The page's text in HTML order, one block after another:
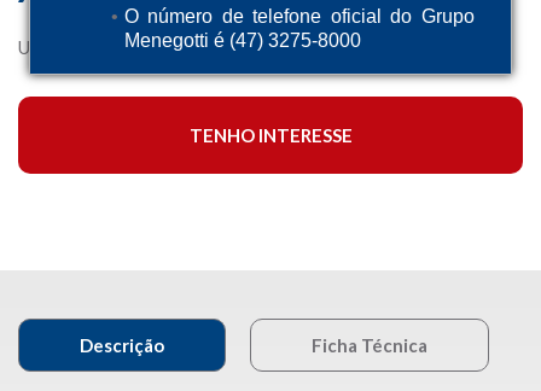
O número de telefone oficial do Grupo
Menegotti é (47) 3275-8000
Utilizado em todos os modelos de betoneira Menegotti
TENHO INTERESSE
Descrição Ficha Técnica